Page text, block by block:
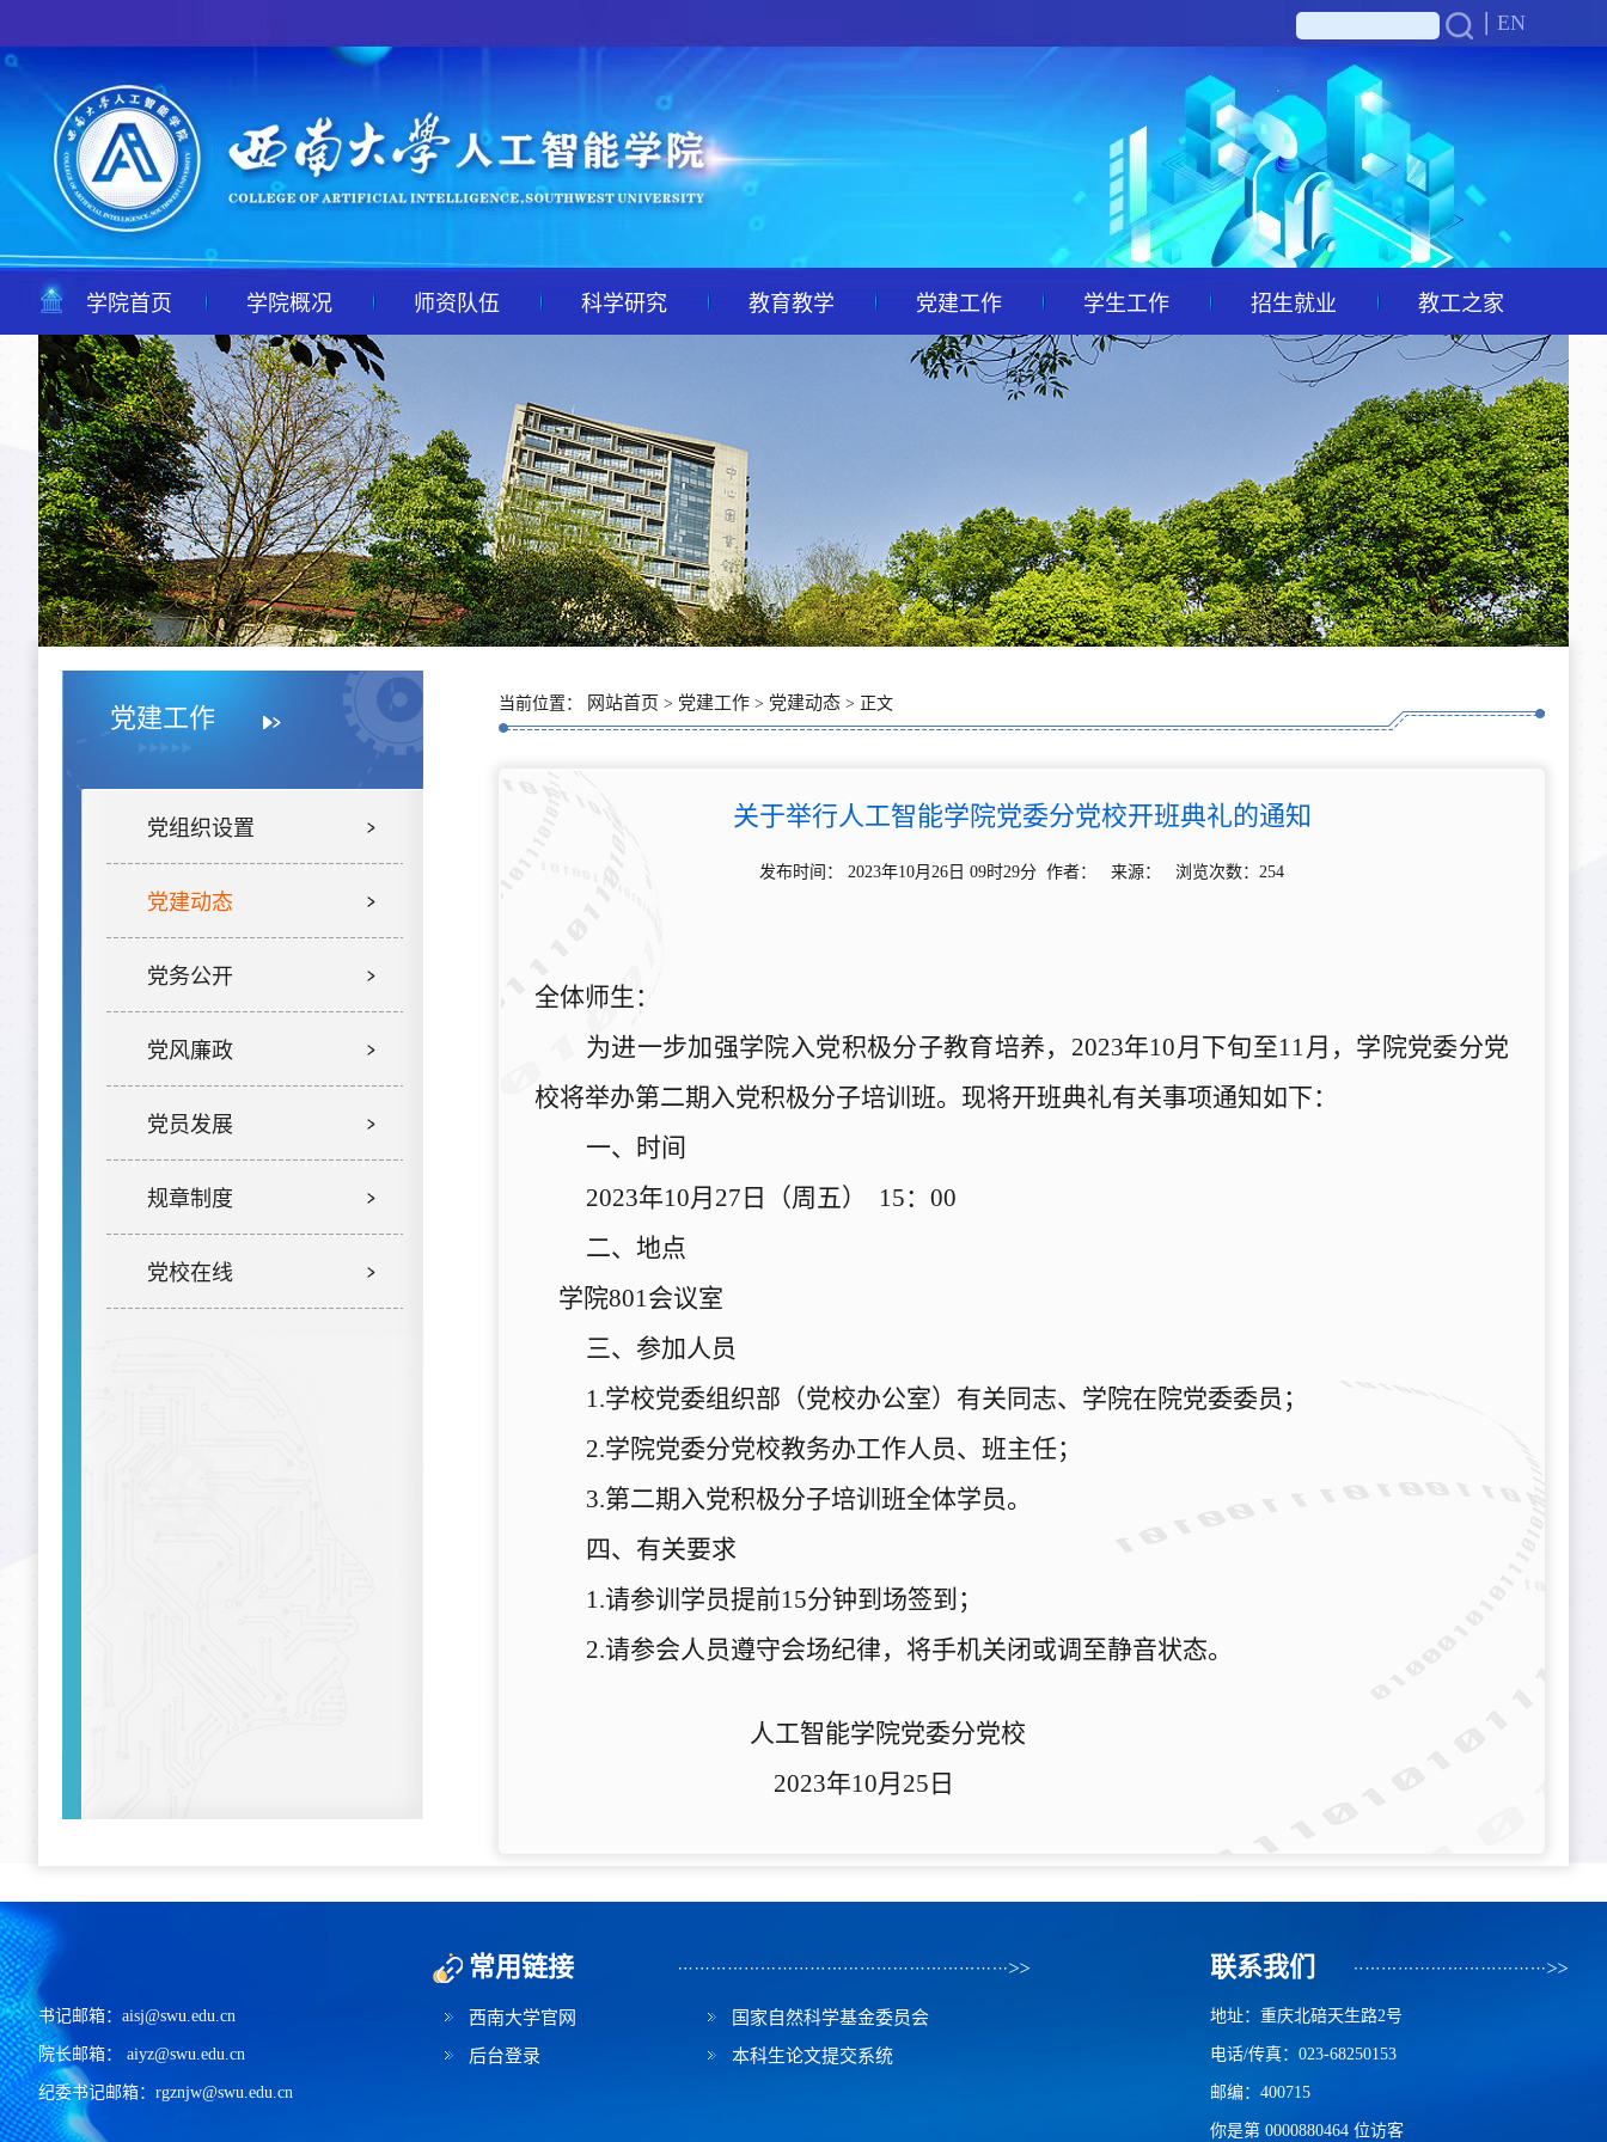
EN
学院首页 学院概况 师资队伍 科学研究 教育教学 党建工作 学生工作 招生就业 教工之家
党建工作
党组织设置
党建动态
党务公开
党风廉政
党员发展
规章制度
党校在线
当前位置： 网站首页 > 党建工作 > 党建动态 > 正文
关于举行人工智能学院党委分党校开班典礼的通知
发布时间： 2023年10月26日 09时29分 作者： 来源： 浏览次数： 254
全体师生：
为进一步加强学院入党积极分子教育培养， 2023年10月下旬至11月，学院党委分党
校将举办第二期入党积极分子培训班。 现将开班典礼有关事项通知如下：
一、
时间
2023年10月 27 日（周五） 15： 00
二、 地点
学院801会议室
三、 参加人员
1.学校党委组织部（党校办公室）有关同志、 学院在院党委委员 ；
2.学院党委分党校教务办工作人员、班主任；
3.第二期入党积极分子培训班全体学员。
四、 有关要求
1.请参训学员提前15分钟到场签到；
2.请参会人员遵守会场纪律，将手机关闭或调至静音状态。
人工智能学院党委分党校
2023年10月 25 日
书记邮箱：aisj@swu.edu.cn
院长邮箱： aiyz@swu.edu.cn
纪委书记邮箱：rgznjw@swu.edu.cn
常用链接
西南大学官网 国家自然科学基金委员会
后台登录 本科生论文提交系统
联系我们
地址：重庆北碚天生路2号
电话/传真：023-68250153
邮编：400715
你是第 0000880464 位访客